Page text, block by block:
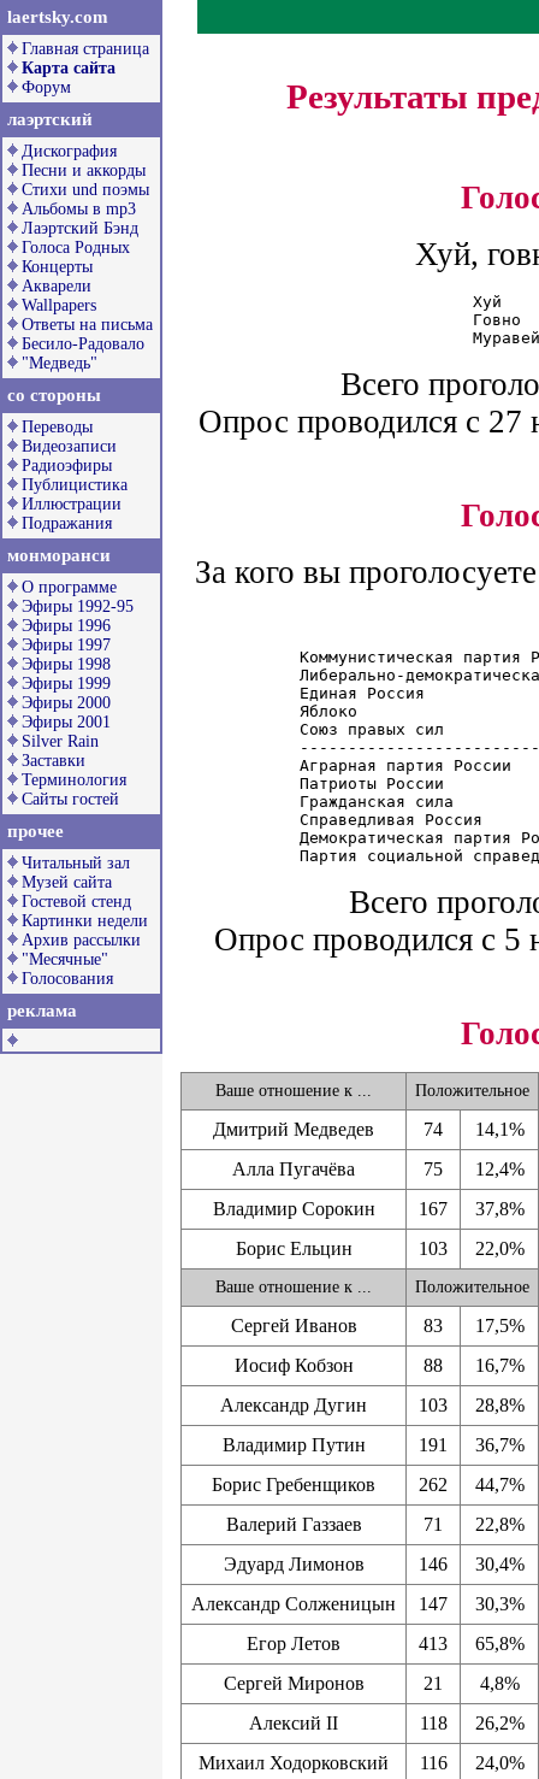
laertsky.com
Главная страница
Карта сайта
Форум
лаэртский
Дискография
Песни и аккорды
Стихи und поэмы
Альбомы в mp3
Лаэртский Бэнд
Голоса Родных
Концерты
Акварели
Wallpapers
Ответы на письма
Бесило-Радовало
"Медведь"
со стороны
Переводы
Видеозаписи
Радиоэфиры
Публицистика
Иллюстрации
Подражания
монморанси
О программе
Эфиры 1992-95
Эфиры 1996
Эфиры 1997
Эфиры 1998
Эфиры 1999
Эфиры 2000
Эфиры 2001
Silver Rain
Заставки
Терминология
Сайты гостей
прочее
Читальный зал
Музей сайта
Гостевой стенд
Картинки недели
Архив рассылки
"Месячные"
Голосования
реклама
Результаты
Хуй,
Хуй
Всего
Опрос проводился с 27
За кого вы
Коммунистическая
Либерально-
Единая Россия
Яблоко
Союз правых сил
Аграрная партия
Патриоты России
Гражданская сила
Справедливая
Демократическая
Всего
Опрос проводился с 5
Ваше отношение к ... Положительное
Дмитрий Медведев 74
14,1%
Алла Пугачёва
75
12,4%
Владимир Сорокин
167
37,8%
Борис Ельцин
103 22,0%
Ваше отношение к ... Положительное
Сергей Иванов 83
17,5%
Иосиф Кобзон
88
16,7%
Александр Дугин
103
28,8%
Владимир Путин
191
36,7%
Борис Гребенщиков
262
44,7%
Валерий Газзаев
71
22,8%
Эдуард Лимонов
146
30,4%
Александр Солженицын
147
30,3%
Егор Летов
413
65,8%
Сергей Миронов
21
4,8%
Алексий II
118
26,2%
Михаил Ходорковский
116
24,0%